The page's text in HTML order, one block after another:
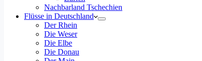
Nachbarland Tschechien
Flüsse in Deutschland
Der Rhein
Die Weser
Die Elbe
Die Donau